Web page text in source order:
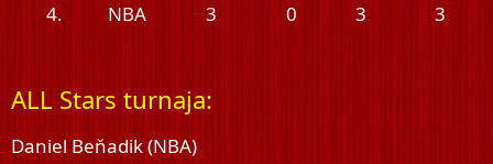
4.
NBA 3 0 3 3
ALL Stars turnaja:
Daniel Beňadik (NBA)